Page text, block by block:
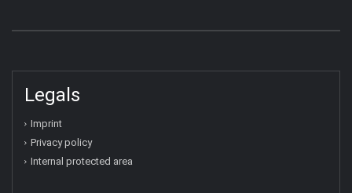
Legals
Imprint
Privacy policy
Internal protected area